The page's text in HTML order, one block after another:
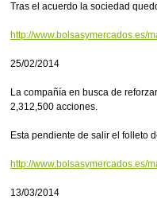
Tras el acuerdo la sociedad
http://www.bolsasymercados.es/
25/02/2014
La compañía en busca de
2,312,500 acciones.
Esta pendiente de salir el folleto
http://www.bolsasymercados.es/
13/03/2014